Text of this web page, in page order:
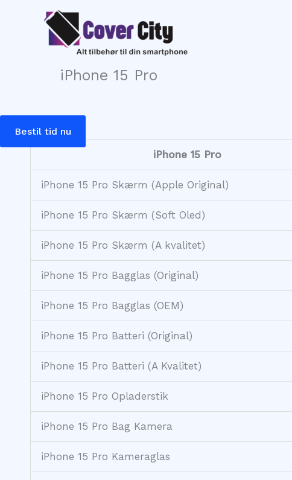
iPhone 15 Pro
Bestil tid nu
iPhone 15 Pro
iPhone 15 Pro Skærm (Apple Original)
iPhone 15 Pro Skærm (Soft Oled)
iPhone 15 Pro Skærm (A kvalitet)
iPhone 15 Pro Bagglas (Original)
iPhone 15 Pro Bagglas (OEM)
iPhone 15 Pro Batteri (Original)
iPhone 15 Pro Batteri (A Kvalitet)
iPhone 15 Pro Opladerstik
iPhone 15 Pro Bag Kamera
iPhone 15 Pro Kameraglas